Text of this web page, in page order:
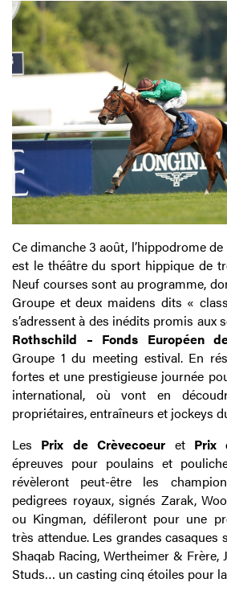
Ce dimanche 3 août, l’hippodrome
est le théâtre du sport hippique de
Neuf courses sont au programme,
Groupe et deux maidens dits «
s’adressent à des inédits promis aux
Rothschild – Fonds Européen
Groupe 1 du meeting estival. En
fortes et une prestigieuse journée
international, où vont en
propriétaires, entraîneurs et jockeys
Les Prix de Crèvecoeur et Prix
épreuves pour poulains et
révèleront peut-être les
pedigrees royaux, signés Zarak,
ou Kingman, défileront pour une
très attendue. Les grandes casaques
Shaqab Racing, Wertheimer & Frère,
Studs… un casting cinq étoiles pour